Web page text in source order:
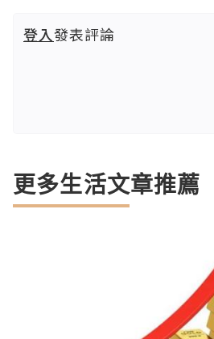
登入發表評論
更多生活文章推薦